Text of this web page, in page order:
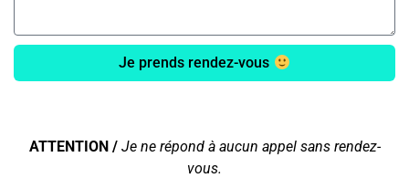
Je prends rendez-vous
ATTENTION / Je ne répond à aucun appel sans rendez-
vous.